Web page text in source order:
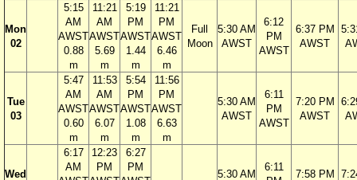
Mon
02
5:15
AM
AWST
0.88
m
11:21
AM
AWST
5.69
m
5:19
PM
AWST
1.44
m
11:21
PM
AWST
6.46
m
Full
Moon
5:30 AM
AWST
6:12
PM
AWST
6:37 PM
AWST
Tue
03
5:47
AM
AWST
0.60
m
11:53
AM
AWST
6.07
m
5:54
PM
AWST
1.08
m
11:56
PM
AWST
6.63
m
5:30 AM
AWST
6:11
PM
AWST
7:20 PM
AWST
Wed
6:17
AM
12:23
PM
6:27
PM
5:30 AM
6:11
7:58 PM